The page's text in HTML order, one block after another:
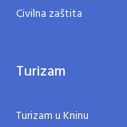
Civilna zaštita
Turizam
Turizam u Kninu